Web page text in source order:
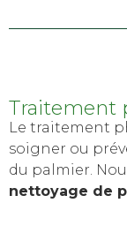
Traitement
Le traitement
soigner ou
du palmier.
nettoyage de